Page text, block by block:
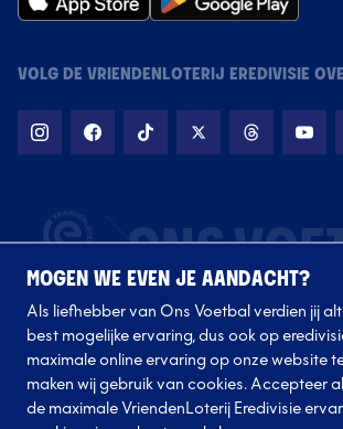
VOLG DE VRIENDENLOTERIJ EREDIVISIE
MOGEN WE EVEN JE AANDACHT?
Als liefhebber van Ons Voetbal verdien jij
best mogelijke ervaring, dus ook op
maximale online ervaring op onze website
maken wij gebruik van cookies. Accepteer
de maximale VriendenLoterij Eredivisie